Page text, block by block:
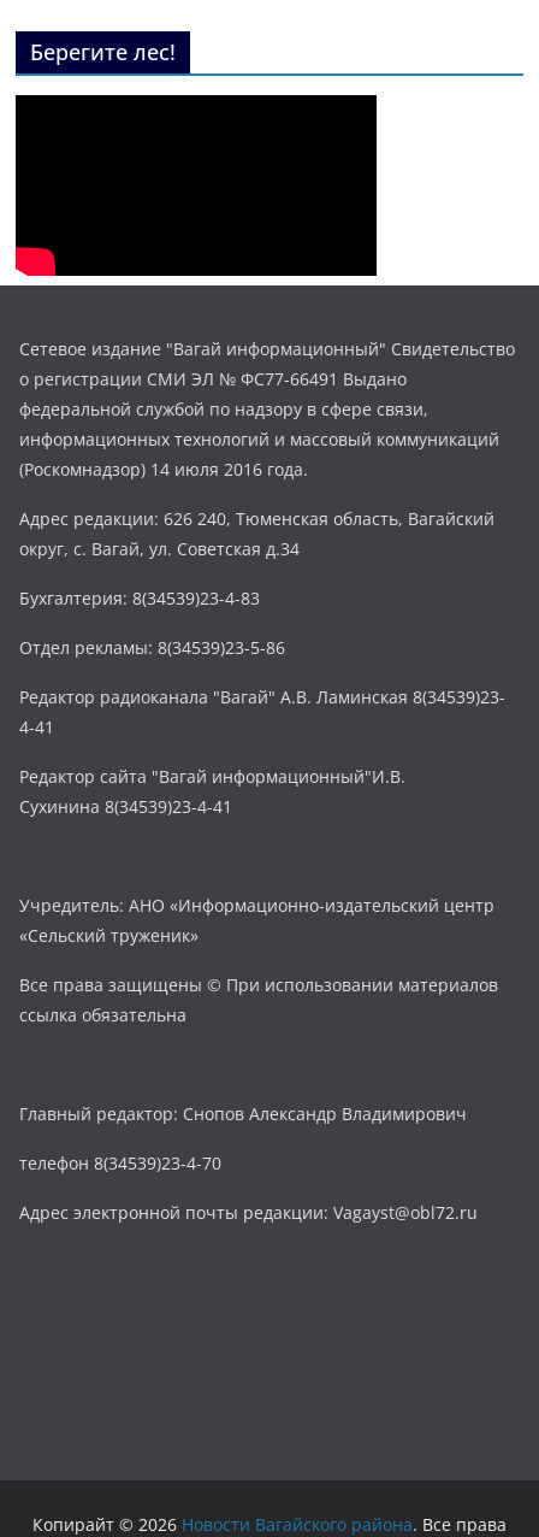
Берегите лес!
Сетевое издание "Вагай информационный" Свидетельство
о регистрации СМИ ЭЛ № ФС77-66491 Выдано
федеральной службой по надзору в сфере связи,
информационных технологий и массовый коммуникаций
(Роскомнадзор) 14 июля 2016 года.
Адрес редакции: 626 240, Тюменская область, Вагайский
округ, с. Вагай, ул. Советская д.34
Бухгалтерия: 8(34539)23-4-83
Отдел рекламы: 8(34539)23-5-86
Редактор радиоканала "Вагай" А.В. Ламинская 8(34539)23-
4-41
Редактор сайта "Вагай информационный"И.В.
Сухинина 8(34539)23-4-41
Учредитель: АНО «Информационно-издательский центр
«Сельский труженик»
Все права защищены © При использовании материалов
ссылка обязательна
Главный редактор: Снопов Александр Владимирович
телефон 8(34539)23-4-70
Адрес электронной почты редакции: Vagayst@obl72.ru
Копирайт © 2026 Новости Вагайского района. Все права